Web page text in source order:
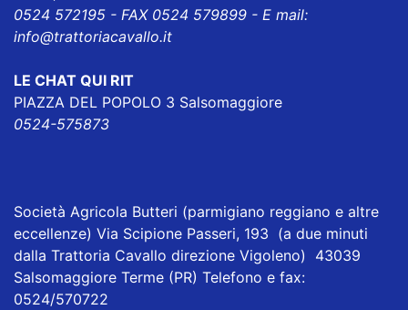
0524 572195 - FAX 0524 579899 - E mail:
info@trattoriacavallo.it
LE CHAT QUI RIT
PIAZZA DEL POPOLO 3 Salsomaggiore
0524-575873
Società Agricola Butteri (parmigiano reggiano e altre
eccellenze) Via Scipione Passeri, 193 (a due minuti
dalla Trattoria Cavallo direzione Vigoleno) 43039
Salsomaggiore Terme (PR) Telefono e fax:
0524/570722